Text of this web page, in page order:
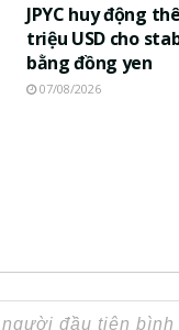
JPYC huy động
triệu USD cho
bằng đồng yen
07/08/2026